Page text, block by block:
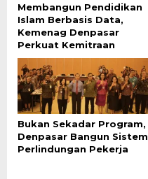
Membangun Pendidikan
Islam Berbasis Data,
Kemenag Denpasar
Perkuat Kemitraan
Bukan Sekadar Program,
Denpasar Bangun Sistem
Perlindungan Pekerja